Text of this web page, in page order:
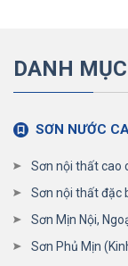
DANH
SƠN NƯỚC
Sơn nội thất cao
Sơn nội thất đặc
Sơn Mịn Nội,
Sơn Phủ Mịn